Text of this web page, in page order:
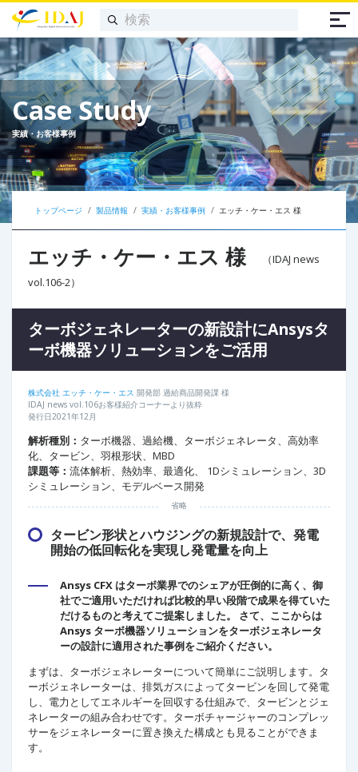
Case Study
実績・お客様事例
トップページ 製品情報 実績・お客様事例 エッチ・ケー・エス 様
エッチ・ケー・エス 様
（IDAJ news
vol.106-2）
ターボジェネレーターの新設計にAnsysタ
ーボ機器ソリューションをご活用
株式会社 エッチ・ケー・エス 開発部 過給商品開発課 様
IDAJ news vol.106お客様紹介コーナーより抜粋
発行日2021年12月
解析種別： ターボ機器、過給機、ターボジェネレータ、高効率
化、タービン、羽根形状、MBD
課題等： 流体解析、熱効率、最適化、 1Dシミュレーション、3D
シミュレーション、モデルベース開発
省略
タービン形状とハウジングの新規設計で、発電
開始の低回転化を実現し発電量を向上
Ansys CFX はターボ業界でのシェアが圧倒的に高く、御
社でご適用いただければ比較的早い段階で成果を得ていた
だけるものと考えてご提案しました。 さて、ここからは
Ansys ターボ機器ソリューションをターボジェネレータ
ーの設計に適用された事例をご紹介ください。
まずは、ターボジェネレーターについて簡単にご説明します。タ
ーボジェネレーターは、排気ガスによってタービンを回して発電
し、電力としてエネルギーを回収する仕組みで、タービンとジェ
ネレーターの組み合わせです。ターボチャージャーのコンプレッ
サーをジェネレーターに置き換えた構成とも見ることができま
す。